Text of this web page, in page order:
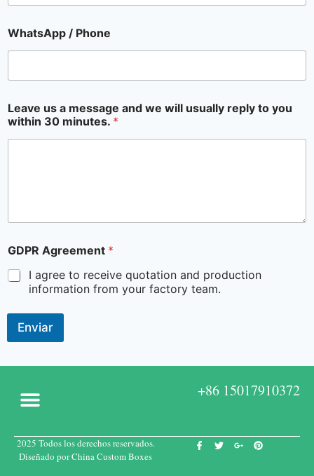
WhatsApp / Phone
Leave us a message and we will usually reply to you
within 30 minutes. *
GDPR Agreement *
I agree to receive quotation and production
information from your factory team.
Enviar
+86 15017910372
2025 Todos los derechos reservados.
Diseñado por China Custom Boxes